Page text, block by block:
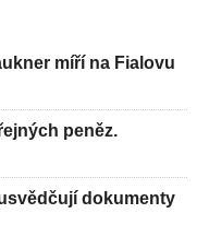
míří na Fialovu
peněz.
dokumenty